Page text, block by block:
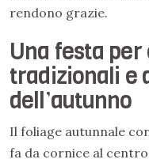
rendono grazie.
Una festa
tradizionali e
dell’autunno
Il foliage autunnale
fa da cornice al